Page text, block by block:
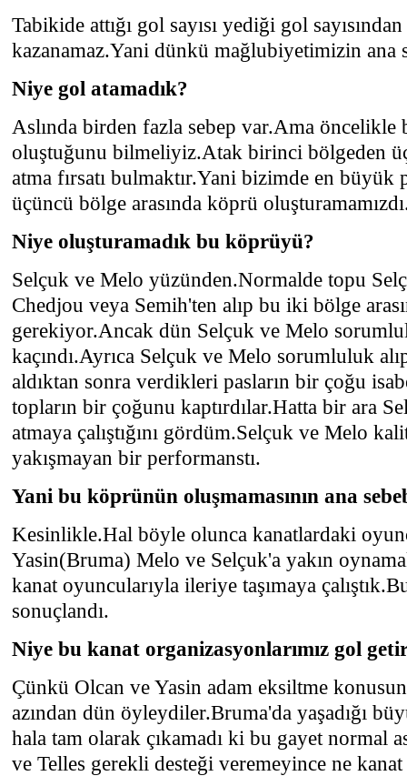
Tabikide attığı gol sayısı yediği gol
kazanamaz.Yani dünkü mağlubiyetimizin ana
Niye gol atamadık?
Aslında birden fazla sebep var.Ama öncelikle
oluştuğunu bilmeliyiz.Atak birinci bölgeden
atma fırsatı bulmaktır.Yani bizimde en
üçüncü bölge arasında köprü
Niye oluşturamadık bu köprüyü?
Selçuk ve Melo yüzünden.Normalde topu
Chedjou veya Semih'ten alıp bu iki bölge
gerekiyor.Ancak dün Selçuk ve Melo
kaçındı.Ayrıca Selçuk ve Melo sorumluluk
aldıktan sonra verdikleri pasların bir çoğu
topların bir çoğunu kaptırdılar.Hatta bir ara
atmaya çalıştığını gördüm.Selçuk ve Melo
yakışmayan bir performanstı.
Yani bu köprünün oluşmamasının ana
Kesinlikle.Hal böyle olunca kanatlardaki
Yasin(Bruma) Melo ve Selçuk'a yakın
kanat oyuncularıyla ileriye taşımaya
sonuçlandı.
Niye bu kanat organizasyonlarımız gol
Çünkü Olcan ve Yasin adam eksiltme
azından dün öyleydiler.Bruma'da yaşadığı
hala tam olarak çıkamadı ki bu gayet normal
ve Telles gerekli desteği veremeyince ne kanat